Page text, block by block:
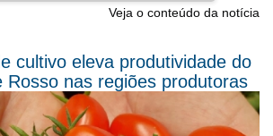
cultivo eleva produtividade do
Rosso nas regiões produtoras
Veja o conteúdo da notícia